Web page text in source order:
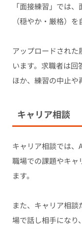
「面接練習」では
（穏やか・厳格）を
アップロードされ
います。求職者は回
ほか、練習の中止や
キャリア相談
キャリア相談では、
職場での課題やキャ
ます。
また、キャリア相
場で話し相手になり